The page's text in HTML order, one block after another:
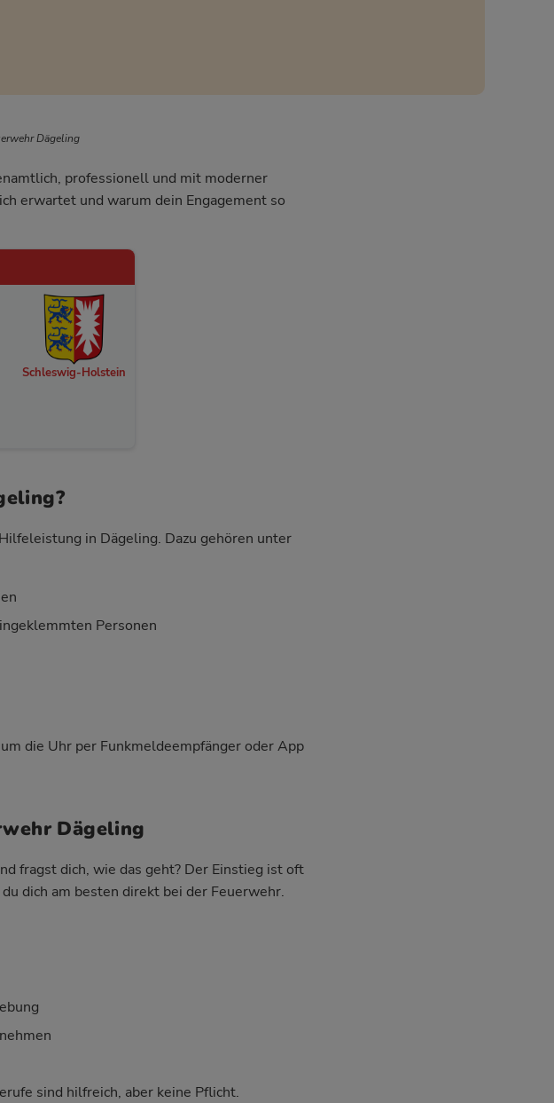
Dägeling
professionell und mit moderner
erwartet und warum dein Engagement so
Schleswig-Holstein
in Dägeling. Dazu gehören unter
Personen
die Uhr per Funkmeldeempfänger oder App
Dägeling
fragst dich, wie das geht? Der Einstieg ist oft
dich am besten direkt bei der Feuerwehr.
sind hilfreich, aber keine Pflicht.